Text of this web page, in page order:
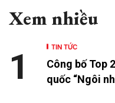
Xem nhiều
TIN TỨC
Công bố Top
quốc “Ngôi
1